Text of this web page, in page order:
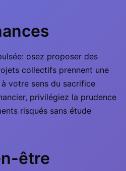
osez proposer des
collectifs prennent une
votre sens du sacrifice
privilégiez la prudence
risqués sans étude
être